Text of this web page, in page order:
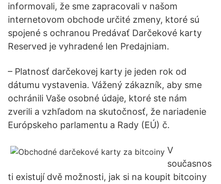
informovali, že sme zapracovali v našom
internetovom obchode určité zmeny, ktoré sú
spojené s ochranou Predávať Darčekové karty
Reserved je vyhradené len Predajniam.
– Platnosť darčekovej karty je jeden rok od
dátumu vystavenia. Vážený zákazník, aby sme
ochránili Vaše osobné údaje, ktoré ste nám
zverili a vzhľadom na skutočnosť, že nariadenie
Európskeho parlamentu a Rady (EÚ) č.
V
současnos
ti existují dvě možnosti, jak si na koupit bitcoiny